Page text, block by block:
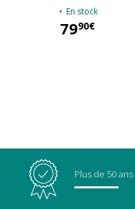
En stock
7990€
Plus de 50 ans